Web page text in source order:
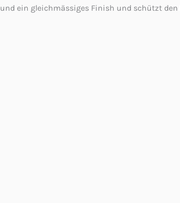
ein gleichmässiges Finish und schützt